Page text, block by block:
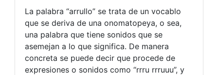
La palabra “arrullo” se trata de un vocablo
que se deriva de una onomatopeya, o sea,
una palabra que tiene sonidos que se
asemejan a lo que significa. De manera
concreta se puede decir que procede de
expresiones o sonidos como “rrru rrruuu”, y